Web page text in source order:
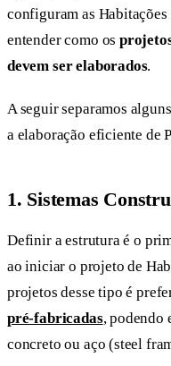
configuram as
entender como os
devem ser elaborados.
A seguir separamos alguns
a elaboração eficiente de
1. Sistemas
Definir a estrutura é o
ao iniciar o projeto de
projetos desse tipo é
pré-fabricadas, podendo
concreto ou aço (steel